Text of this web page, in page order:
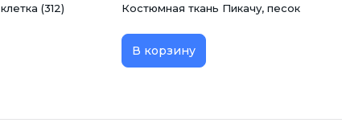
(312)
Костюмная ткань Пикачу, песок
В корзину